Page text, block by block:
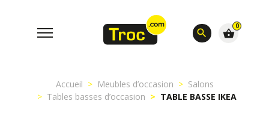
search
0
shopping_basket
Accueil Meubles d’occasion
Salons
Tables basses d’occasion
TABLE BASSE IKEA